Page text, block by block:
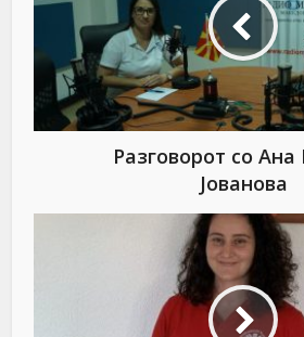
Разговорот со
Јованова